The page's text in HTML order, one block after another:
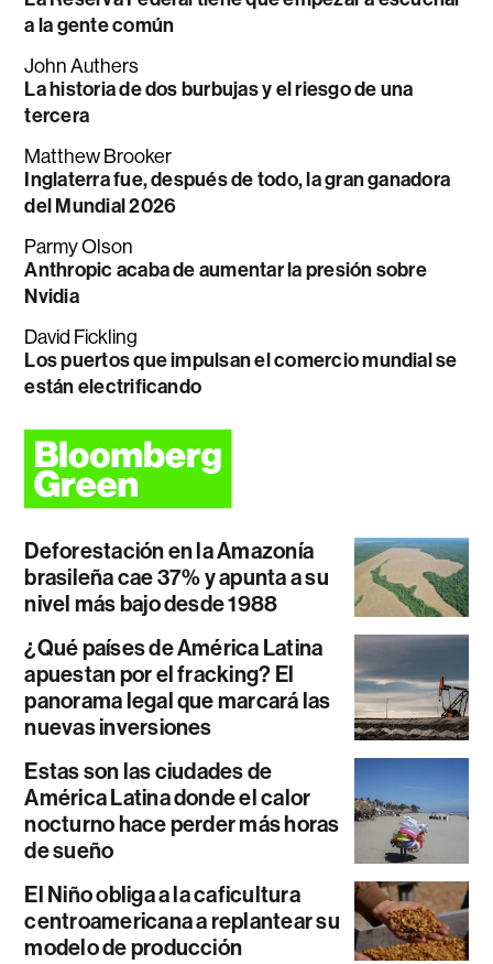
a la gente común
John Authers
La historia de dos burbujas y el riesgo de una
tercera
Matthew Brooker
Inglaterra fue, después de todo, la gran ganadora
del Mundial 2026
Parmy Olson
Anthropic acaba de aumentar la presión sobre
Nvidia
David Fickling
Los puertos que impulsan el comercio mundial se
están electrificando
Deforestación en la Amazonía
brasileña cae 37% y apunta a su
nivel más bajo desde 1988
¿Qué países de América Latina
apuestan por el fracking? El
panorama legal que marcará las
nuevas inversiones
Estas son las ciudades de
América Latina donde el calor
nocturno hace perder más horas
de sueño
El Niño obliga a la caficultura
centroamericana a replantear su
modelo de producción